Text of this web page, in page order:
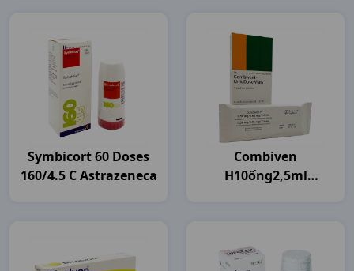
Symbicort 60 Doses
160/4.5 C Astrazeneca
Combiven
H10ống2,5ml